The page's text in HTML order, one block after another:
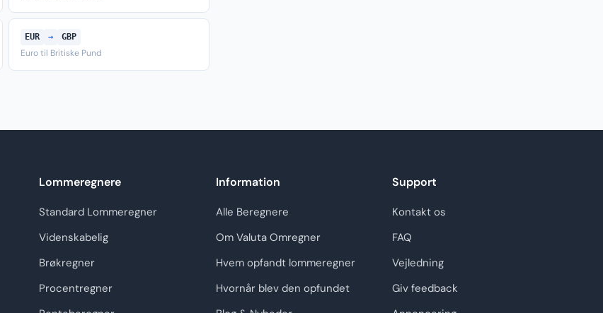
EUR → GBP
Euro til Britiske Pund
Lommeregnere
Standard Lommeregner
Videnskabelig
Brøkregner
Procentregner
Information
Alle Beregnere
Om Valuta Omregner
Hvem opfandt lommeregner
Hvornår blev den opfundet
Support
Kontakt os
FAQ
Vejledning
Giv feedback